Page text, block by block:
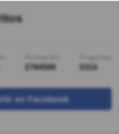
2794508 5314
en Facebook